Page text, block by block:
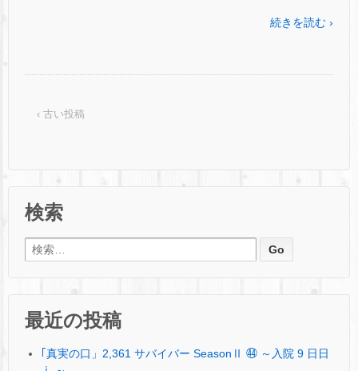
続きを読む ›
‹ 古い投稿
検索
検索:
最近の投稿
｢真実の口」2,361 サバイバー SeasonⅡ ㊹ ～入院 9 日日